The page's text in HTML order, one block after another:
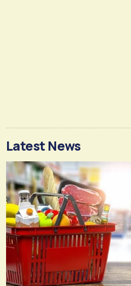
Latest News